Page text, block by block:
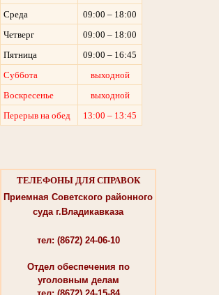
Среда
09:00 – 18:00
Четверг
09:00 – 18:00
Пятница
09:00 – 16:45
Суббота
выходной
Воскресенье
выходной
Перерыв на обед
13:00 – 13:45
ТЕЛЕФОНЫ ДЛЯ СПРАВОК
Приемная Советского районного
суда г.Владикавказа
тел: (8672) 24-06-10
Отдел обеспечения по
уголовным делам